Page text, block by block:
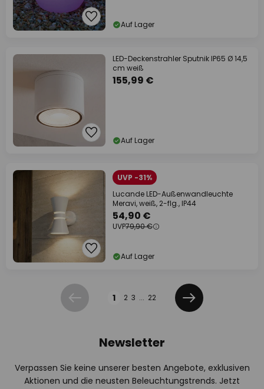
Auf Lager
LED-Deckenstrahler Sputnik IP65 Ø 14,5
cm weiß
155,99 €
Auf Lager
UVP -31%
Lucande LED-Außenwandleuchte
Meravi, weiß, 2-flg., IP44
54,90 €
UVP79,90 €
Auf Lager
Zurück 1 2 3 ... 22
Weiter
Newsletter
Verpassen Sie keine unserer besten Angebote, exklusiven
Aktionen und die neusten Beleuchtungstrends. Jetzt